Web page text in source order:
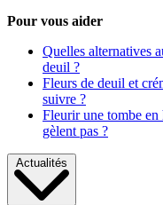
Pour vous aider
Quelles alternatives
deuil ?
Fleurs de deuil et
suivre ?
Fleurir une tombe
gèlent pas ?
Actualités